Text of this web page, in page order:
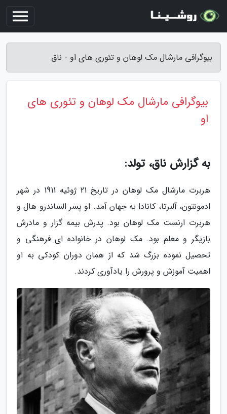
بیوگرافی مارشال مک لوهان و تئوری های او - ناق
بیوگرافی مارشال مک لوهان و تئوری های
او
به گزارش ناق، تولد:
هربرت مارشال مک لوهان در تاریخ 21 ژوئیه 1911 در شهر
ادمونتون، آلبرتا، کانادا به جهان آمد. او پسر الساندرو هال و
هربرت ارنست مک لوهان بود. پدرش بیمه گزار و مادرش
بازیگر و معلم بود. مک لوهان در خانواده ای فرهنگی و
تحصیل نموده بزرگ شد که از همان دوران کودکی به او
اهمیت آموزش و پرورش را یادآوری کردند.